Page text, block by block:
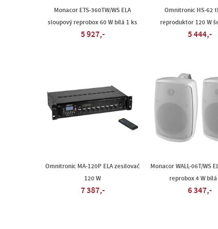
Monacor ETS-360TW/WS ELA
sloupový reprobox 60 W bílá 1 ks
5 927,-
Omnitronic HS-62
reproduktor 120 W
5 444,-
Omnitronic MA-120P ELA zesilovač
120 W
7 387,-
Monacor WALL-06T/WS
reprobox 4 W
6 347,-